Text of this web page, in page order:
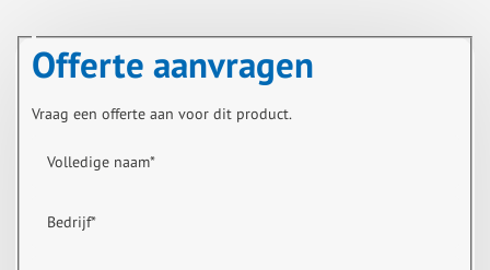
Offerte aanvragen
Vraag een offerte aan voor dit product.
Volledige naam*
Bedrijf*